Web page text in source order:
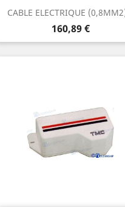
CABLE ELECTRIQUE
Prix
160,89 €